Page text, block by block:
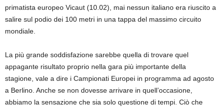
primatista europeo Vicaut (10.02), mai nessun italiano era riuscito a
salire sul podio dei 100 metri in una tappa del massimo circuito
mondiale.
La più grande soddisfazione sarebbe quella di trovare quel
appagante risultato proprio nella gara più importante della
stagione, vale a dire i Campionati Europei in programma ad agosto
a Berlino. Anche se non dovesse arrivare in quell’occasione,
abbiamo la sensazione che sia solo questione di tempi. Ciò che